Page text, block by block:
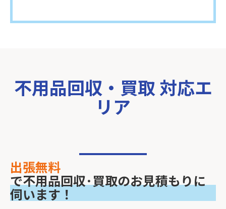
不用品回収・買取 対応エ
リア
出張無料
で不用品回収･買取のお見積もりに
伺います！